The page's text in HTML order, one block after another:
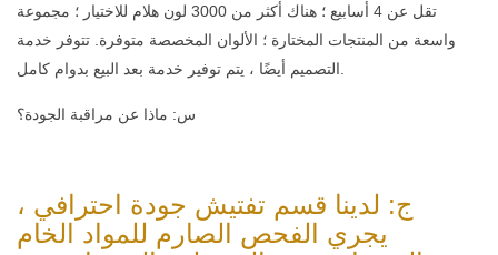
تقل عن 4 أسابيع ؛ هناك أكثر من 3000 لون هلام للاختيار ؛ مجموعة
واسعة من المنتجات المختارة ؛ الألوان المخصصة متوفرة. تتوفر خدمة
س: ماذا عن مراقبة الجودة؟
ج: لدينا قسم تفتيش جودة احترافي ،
يجري الفحص الصارم للمواد الخام